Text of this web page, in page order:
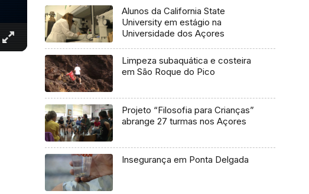
Alunos da California State
University em estágio na
Universidade dos Açores
Limpeza subaquática e costeira
em São Roque do Pico
Projeto “Filosofia para Crianças”
abrange 27 turmas nos Açores
Insegurança em Ponta Delgada